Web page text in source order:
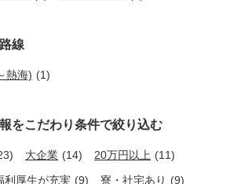
線
熱海) (1)
をこだわり条件で絞り込む
大企業 (14) 20万円以上 (11)
利厚生が充実 (9) 寮・社宅あり (9)